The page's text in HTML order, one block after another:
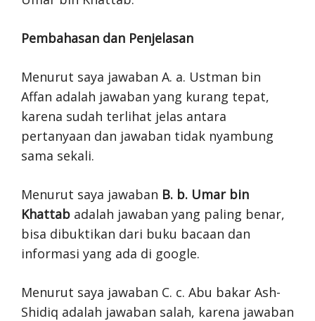
Pembahasan dan Penjelasan
Menurut saya jawaban A. a. Ustman bin
Affan adalah jawaban yang kurang tepat,
karena sudah terlihat jelas antara
pertanyaan dan jawaban tidak nyambung
sama sekali.
Menurut saya jawaban B. b. Umar bin
Khattab adalah jawaban yang paling benar,
bisa dibuktikan dari buku bacaan dan
informasi yang ada di google.
Menurut saya jawaban C. c. Abu bakar Ash-
Shidiq adalah jawaban salah, karena jawaban